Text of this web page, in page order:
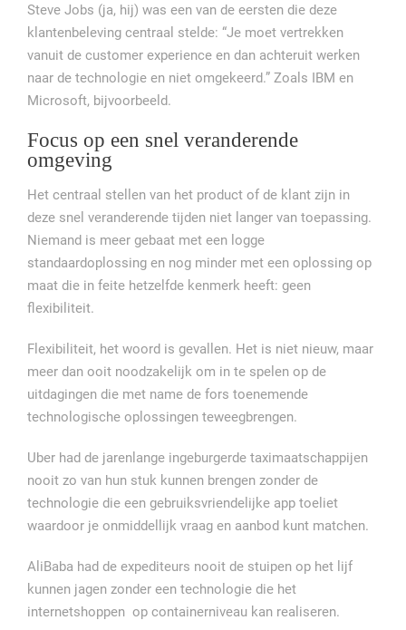
Steve Jobs (ja, hij) was een van de eersten die deze
klantenbeleving centraal stelde: “Je moet vertrekken
vanuit de customer experience en dan achteruit werken
naar de technologie en niet omgekeerd.” Zoals IBM en
Microsoft, bijvoorbeeld.
Focus op een snel veranderende
omgeving
Het centraal stellen van het product of de klant zijn in
deze snel veranderende tijden niet langer van toepassing.
Niemand is meer gebaat met een logge
standaardoplossing en nog minder met een oplossing op
maat die in feite hetzelfde kenmerk heeft: geen
flexibiliteit.
Flexibiliteit, het woord is gevallen. Het is niet nieuw, maar
meer dan ooit noodzakelijk om in te spelen op de
uitdagingen die met name de fors toenemende
technologische oplossingen teweegbrengen.
Uber had de jarenlange ingeburgerde taximaatschappijen
nooit zo van hun stuk kunnen brengen zonder de
technologie die een gebruiksvriendelijke app toeliet
waardoor je onmiddellijk vraag en aanbod kunt matchen.
AliBaba had de expediteurs nooit de stuipen op het lijf
kunnen jagen zonder een technologie die het
internetshoppen op containerniveau kan realiseren.